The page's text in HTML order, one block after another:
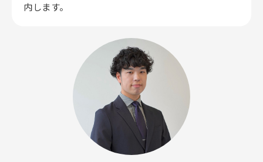
内します。